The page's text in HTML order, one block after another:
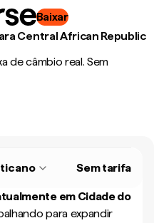
Baixar
Central African Republic
de câmbio real. Sem
Sem tarifa
em Cidade do
para expandir